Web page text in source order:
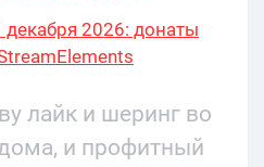
2026: донаты
лайк и шеринг во
и профитный